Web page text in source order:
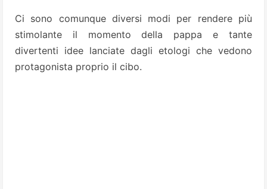
Ci sono comunque diversi modi per rendere più
stimolante il momento della pappa e tante
divertenti idee lanciate dagli etologi che vedono
protagonista proprio il cibo.